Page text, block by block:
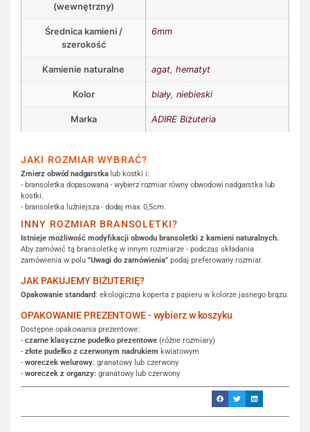
(wewnętrzny)
Średnica kamieni /
szerokość
6mm
Kamienie naturalne agat, hematyt
Kolor biały, niebieski
Marka ADIRE Biżuteria
JAKI ROZMIAR WYBRAĆ?
Zmierz obwód nadgarstkalub kostki i:
- bransoletka dopasowana - wybierz rozmiar równy obwodowi nadgarstka lub
kostki.
- bransoletka luźniejsza - dodaj max. 0,5cm.
INNY ROZMIAR BRANSOLETKI?
Istnieje możliwość modyfikacji obwodu bransoletki z kamieni naturalnych.
Aby zamówić tą bransoletkę w innym rozmiarze - podczas składania
zamówienia w polu "Uwagi do zamówienia" podaj preferowany rozmiar.
JAK PAKUJEMY BIŻUTERIĘ?
Opakowanie standard: ekologiczna koperta z papieru w kolorze jasnego brązu.
OPAKOWANIE PREZENTOWE - wybierz w koszyku
Dostępne opakowania prezentowe:
- czarne klasyczne pudełko prezentowe (różne rozmiary)
- złote pudełko z czerwonym nadrukiem kwiatowym
- woreczek welurowy: granatowy lub czerwony
- woreczek z organzy: granatowy lub czerwony